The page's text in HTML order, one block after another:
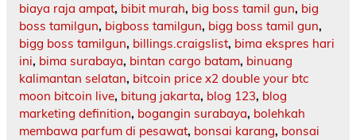
biaya raja ampat, bibit murah, big boss tamil gun, big
boss tamilgun, bigboss tamilgun, bigg boss tamil gun,
bigg boss tamilgun, billings.craigslist, bima ekspres hari
ini, bima surabaya, bintan cargo batam, binuang
kalimantan selatan, bitcoin price x2 double your btc
moon bitcoin live, bitung jakarta, blog 123, blog
marketing definition, bogangin surabaya, bolehkah
membawa parfum di pesawat, bonsai karang, bonsai